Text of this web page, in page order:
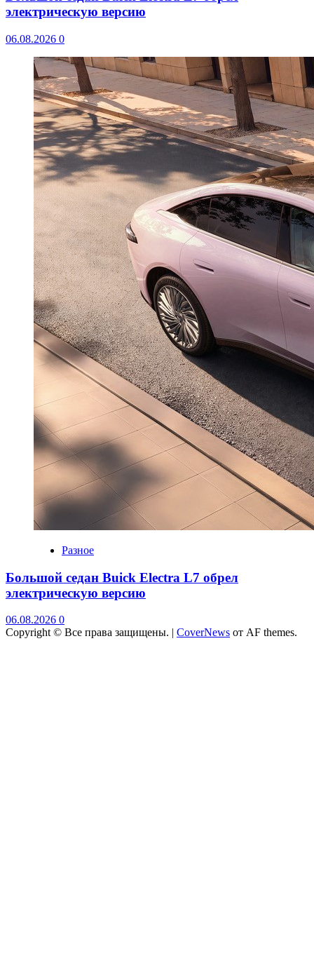
электрическую версию
06.08.2026 0
Разное
Большой седан Buick Electra L7 обрел
электрическую версию
06.08.2026 0
Copyright © Все права защищены. | CoverNews от AF themes.